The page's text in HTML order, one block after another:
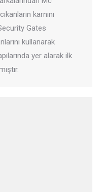
karnını
Gates
kullanarak
yer alarak ilk